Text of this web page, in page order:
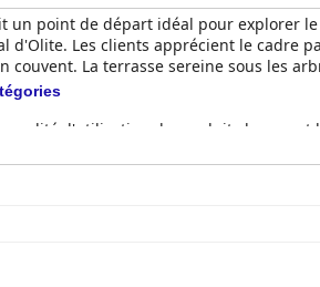
point de départ idéal pour explorer le
d'Olite. Les clients apprécient le cadre
La terrasse sereine sous les
l'utilisation de produits locaux et
leur cuisine délicieuse et faite
un dessert à un prix raisonnable.
pour leur propreté et leurs
bien pensées telles que les
au confort général.